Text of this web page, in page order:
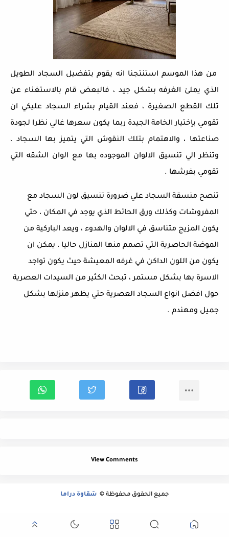
من هذا الموسم استنتجنا انه يقوم بتفضيل السجاد الطويل
الذي يملئ الغرفه بشكل جيد ، فالبعض قام بالاستغناء عن
تلك القطع الصغيرة ، فعند القيام بشراء السجاد عليكي ان
تقومي بإختيار الخامة الجيدة ربما يكون سعرها غالي نظرا لجودة
صناعتها ، والاهتمام بتلك النقوش التي يتميز بها السجاد ،
وتنظر الي تنسيق الالوان الموجوده بها مع الوان الشقه التي
تقومي بفرشها .
تنصح منسقة السجاد علي ضرورة تنسيق لون السجاد مع
المفروشات وكذلك ورق الحائط الذي يوجد في المكان ، حتي
يكون المزيج متناسق في الالوان والهدوء ، ويعد الباركية من
الموضة الحاصرية التي تصمم منها المنازل حاليا ، يمكن ان
يكون من اللون الداكن في غرفه المعيشة حيث يكون تواجد
الاسرة بها بشكل مستمر ، تبحث الكثير من السيدات العصرية
حول افضل انواع السجاد العصرية حتي يظهر منزلها بشكل
جميل ومهندم .
View Comments
جميع الحقوق محفوظة © شقاوة دراما